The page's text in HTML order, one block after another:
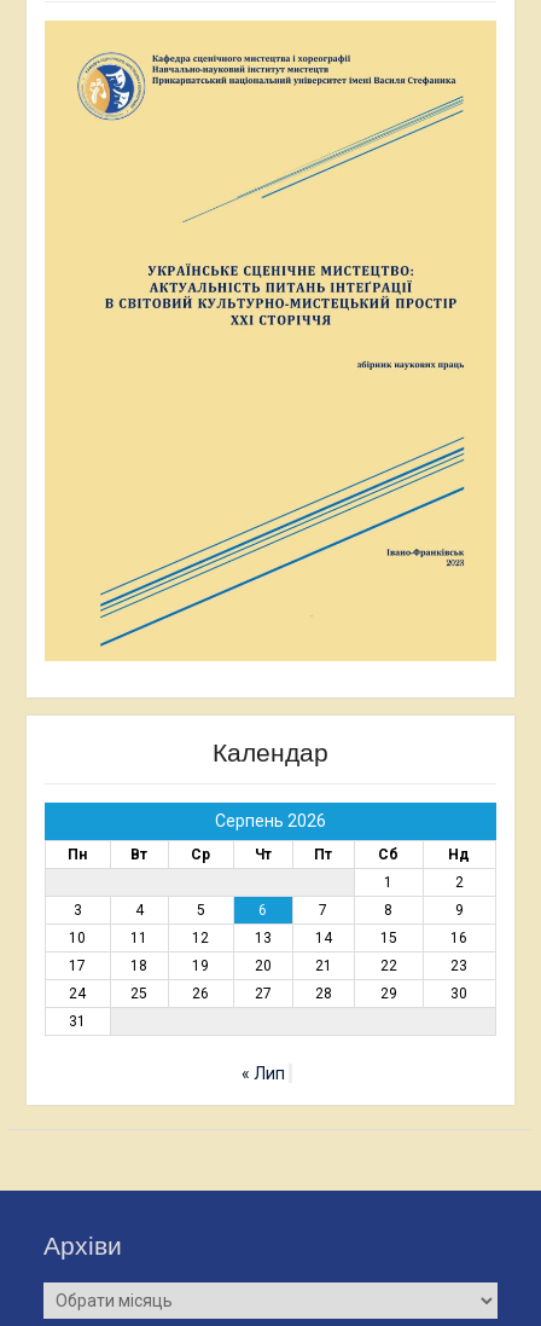
Календар
Серпень 2026
Пн Вт Ср Чт Пт Сб
Нд
1
2
3
4 5 6 7 8
9
10
11 12 13 14 15
16
17
18 19 20 21 22
23
24
25 26 27 28 29
30
31
« Лип
Архіви
Архіви